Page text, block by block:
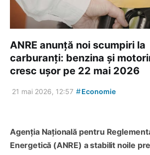
ANRE anunță noi scumpiri la
carburanți: benzina și
cresc ușor pe 22 mai 2026
21 mai 2026, 12:57 #Economie
Agenția Națională pentru
Energetică (ANRE) a stabilit noile